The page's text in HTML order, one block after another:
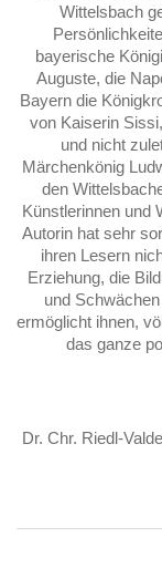
Wittelsbach
bayerische
Auguste, die
Bayern die
von Kaiserin
und nicht
Märchenkönig
den
Künstlerinnen und
Autorin hat sehr
ihren Lesern
Erziehung, die
und
ermöglicht ihnen,
das ganze
Dr. Chr. Riedl-